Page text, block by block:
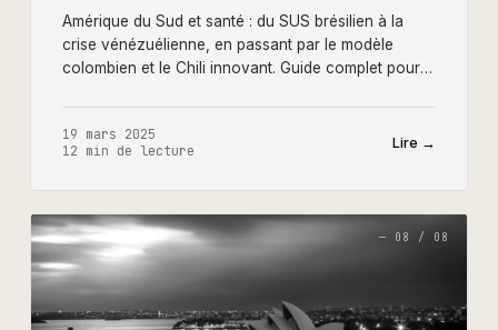
Amérique du Sud et santé : du SUS brésilien à la
crise vénézuélienne, en passant par le modèle
colombien et le Chili innovant. Guide complet pour
19 mars 2025
12 min de lecture Lire →
— 08 / 08